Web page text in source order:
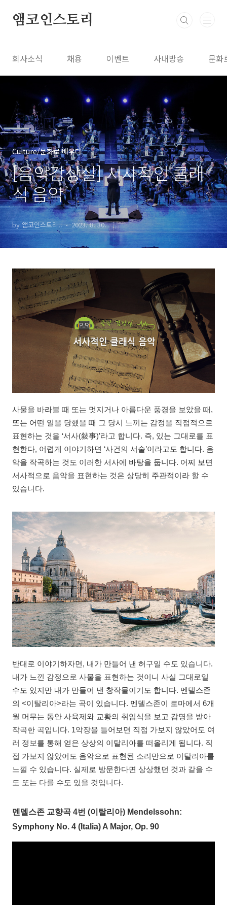
앰코인스토리
회사소식 채용 이벤트 사내방송 문화
Culture/문화로 배우다
[음악감상실] 서사적인 클래
식 음악
by 앰코인스토리.. 2023. 8. 30.
사물을 바라볼 때 또는 멋지거나 아름다운 풍경을 보았을 때,
또는 어떤 일을 당했을 때 그 당시 느끼는 감정을 직접적으로
표현하는 것을 ‘서사(敍事)’라고 합니다. 즉, 있는 그대로를 표
현한다, 어렵게 이야기하면 ‘사건의 서술’이라고도 합니다. 음
악을 작곡하는 것도 이러한 서사에 바탕을 둡니다. 어찌 보면
서사적으로 음악을 표현하는 것은 상당히 주관적이라 할 수
있습니다.
반대로 이야기하자면, 내가 만들어 낸 허구일 수도 있습니다.
내가 느낀 감정으로 사물을 표현하는 것이니 사실 그대로일
수도 있지만 내가 만들어 낸 창작물이기도 합니다. 멘델스존
의 <이탈리아>라는 곡이 있습니다. 멘델스존이 로마에서 6개
월 머무는 동안 사육제와 교황의 취임식을 보고 감명을 받아
작곡한 곡입니다. 1악장을 들어보면 직접 가보지 않았어도 여
러 정보를 통해 얻은 상상의 이탈리아를 떠올리게 됩니다. 직
접 가보지 않았어도 음악으로 표현된 소리만으로 이탈리아를
느낄 수 있습니다. 실제로 방문한다면 상상했던 것과 같을 수
도 또는 다를 수도 있을 것입니다.
멘델스존 교향곡 4번 (이탈리아) Mendelssohn:
Symphony No. 4 (Italia) A Major, Op. 90